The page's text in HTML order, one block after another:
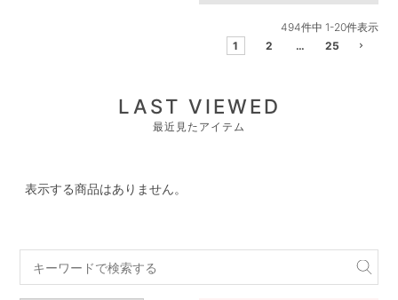
494件中 1-20件表示
1
2 … 25
LAST VIEWED
最近見たアイテム
表示する商品はありません。